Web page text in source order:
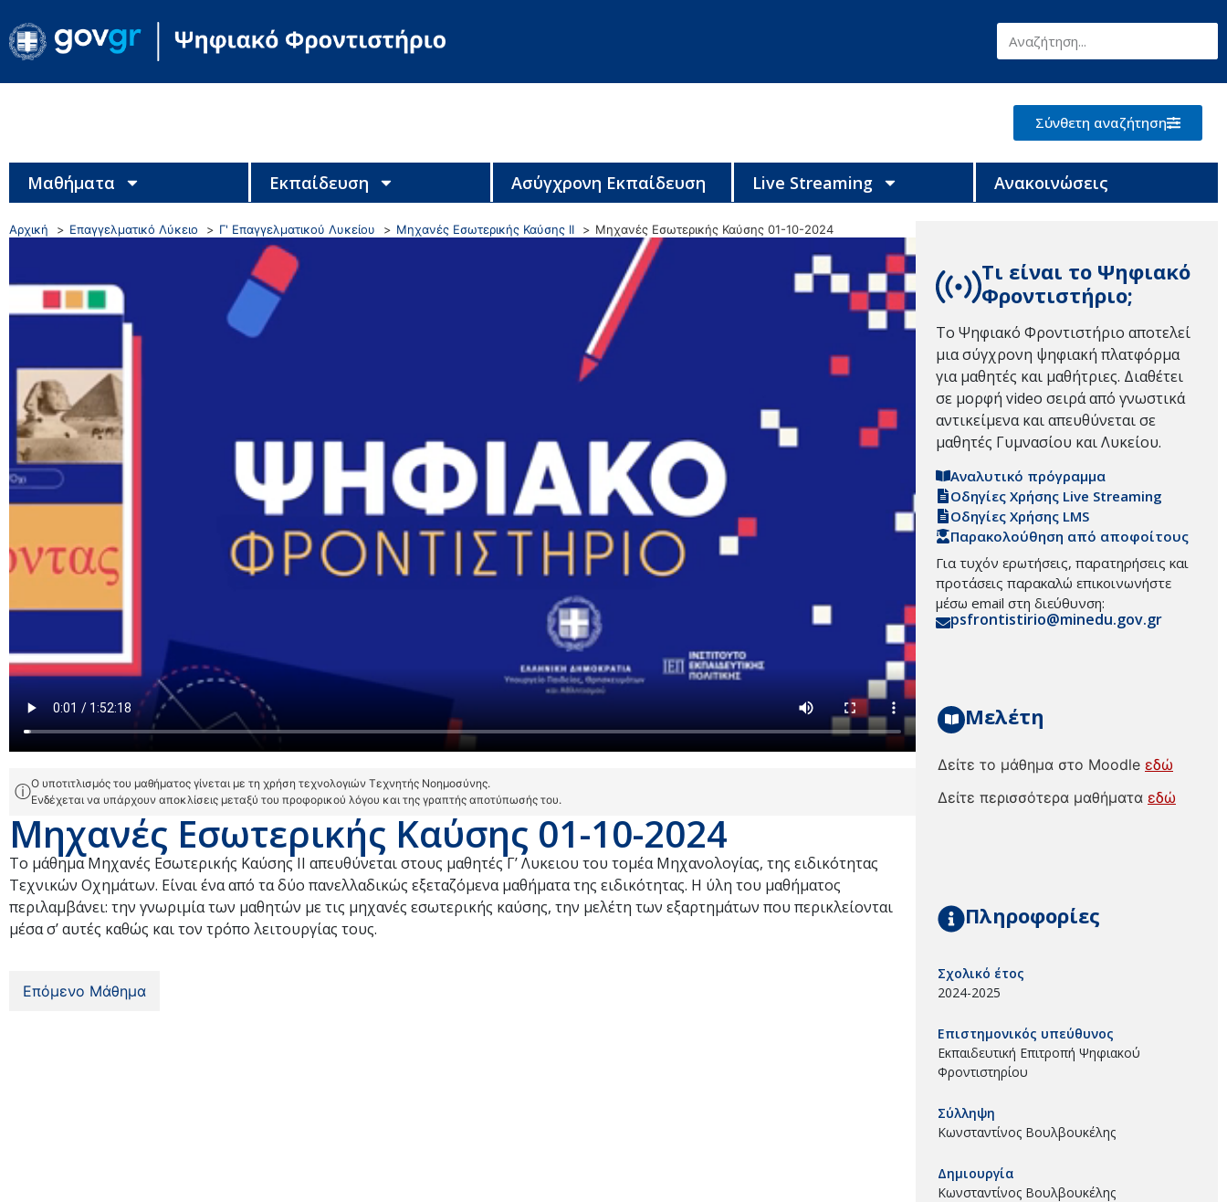
Σύνθετη αναζήτηση
Μαθήματα Εκπαίδευση Ασύγχρονη Εκπαίδευση Live Streaming Ανακοινώσεις
Αρχική Επαγγελματικό Λύκειο Γ' Επαγγελματικού Λυκείου Μηχανές Εσωτερικής Καύσης ΙΙ Μηχανές Εσωτερικής Καύσης 01-10-2024
ⓘΟ υποτιτλισμός του μαθήματος γίνεται με τη χρήση τεχνολογιών Τεχνητής Νοημοσύνης.
Ενδέχεται να υπάρχουν αποκλίσεις μεταξύ του προφορικού λόγου και της γραπτής αποτύπωσής του.
Μηχανές Εσωτερικής Καύσης 01-10-2024
Το μάθημα Μηχανές Εσωτερικής Καύσης ΙΙ απευθύνεται στους μαθητές Γ’ Λυκειου του τομέα Μηχανολογίας, της ειδικότητας
Τεχνικών Οχημάτων. Είναι ένα από τα δύο πανελλαδικώς εξεταζόμενα μαθήματα της ειδικότητας. Η ύλη του μαθήματος
περιλαμβάνει: την γνωριμία των μαθητών με τις μηχανές εσωτερικής καύσης, την μελέτη των εξαρτημάτων που περικλείονται
μέσα σ’ αυτές καθώς και τον τρόπο λειτουργίας τους.
Επόμενο Μάθημα
Τι είναι το Ψηφιακό
Φροντιστήριο;
Το Ψηφιακό Φροντιστήριο αποτελεί
μια σύγχρονη ψηφιακή πλατφόρμα
για μαθητές και μαθήτριες. Διαθέτει
σε μορφή video σειρά από γνωστικά
αντικείμενα και απευθύνεται σε
μαθητές Γυμνασίου και Λυκείου.
Αναλυτικό πρόγραμμα
Οδηγίες Χρήσης Live Streaming
Οδηγίες Χρήσης LMS
Παρακολούθηση από αποφοίτους
Για τυχόν ερωτήσεις, παρατηρήσεις και
προτάσεις παρακαλώ επικοινωνήστε
μέσω email στη διεύθυνση:
psfrontistirio@minedu.gov.gr
Μελέτη
Δείτε το μάθημα στο Moodle εδώ
Δείτε περισσότερα μαθήματα εδώ
Πληροφορίες
Σχολικό έτος
2024-2025
Επιστημονικός υπεύθυνος
Εκπαιδευτική Επιτροπή Ψηφιακού
Φροντιστηρίου
Σύλληψη
Κωνσταντίνος Βουλβουκέλης
Δημιουργία
Κωνσταντίνος Βουλβουκέλης